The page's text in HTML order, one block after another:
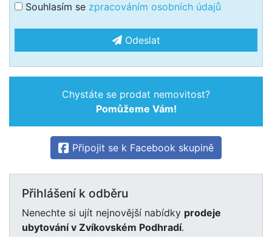
Souhlasím se zpracováním osobních údajů
Odeslat
Chystáte se prodat nemovitost?
Pomůžeme Vám!
Připojit se k Facebook skupině
Přihlášení k odběru
Nenechte si ujít nejnovější nabídky prodeje
ubytování v Zvíkovském Podhradí.